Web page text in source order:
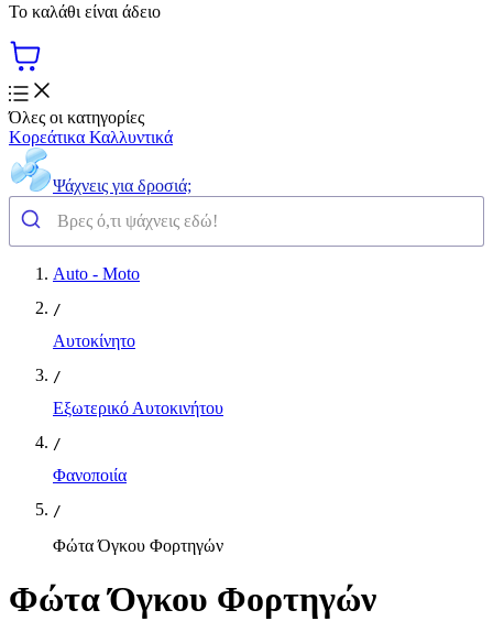
Το καλάθι είναι άδειο
Όλες οι κατηγορίες
Κορεάτικα Καλλυντικά
Ψάχνεις για δροσιά;
Auto - Moto
/
Αυτοκίνητο
/
Εξωτερικό Αυτοκινήτου
/
Φανοποιία
/
Φώτα Όγκου Φορτηγών
Φώτα Όγκου Φορτηγών